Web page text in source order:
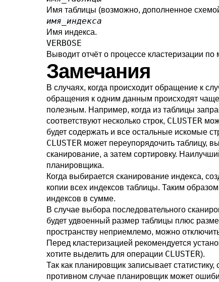
Имя таблицы (возможно, дополненное
имя_индекса
Имя индекса.
VERBOSE
Выводит отчёт о процессе кластеризации по
Замечания
В случаях, когда происходит обращение к
обращения к одним данным происходят
полезным. Например, когда из таблицы
соответствуют несколько строк, CLUSTER
будет содержать и все остальные искомые
CLUSTER может переупорядочить таблицу,
сканирование, а затем сортировку.
планировщика.
Когда выбирается сканирование индекса,
копии всех индексов таблицы. Таким
индексов в сумме.
В случае выбора последовательного
будет удвоенный размер таблицы плюс
пространству неприемлемо, можно
Перед кластеризацией рекомендуется
хотите выделить для операции CLUSTER).
Так как планировщик записывает
противном случае планировщик может